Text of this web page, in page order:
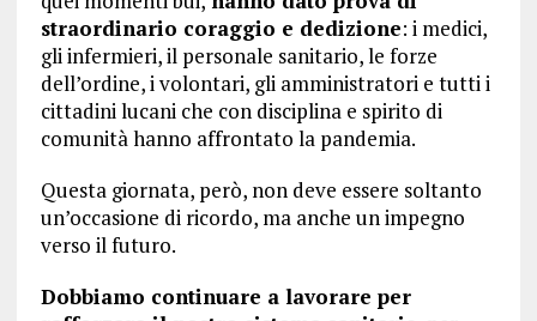
straordinario coraggio e dedizione: i medici,
gli infermieri, il personale sanitario, le forze
dell’ordine, i volontari, gli amministratori e tutti i
cittadini lucani che con disciplina e spirito di
comunità hanno affrontato la pandemia.
Questa giornata, però, non deve essere soltanto
un’occasione di ricordo, ma anche un impegno
verso il futuro.
Dobbiamo continuare a lavorare per